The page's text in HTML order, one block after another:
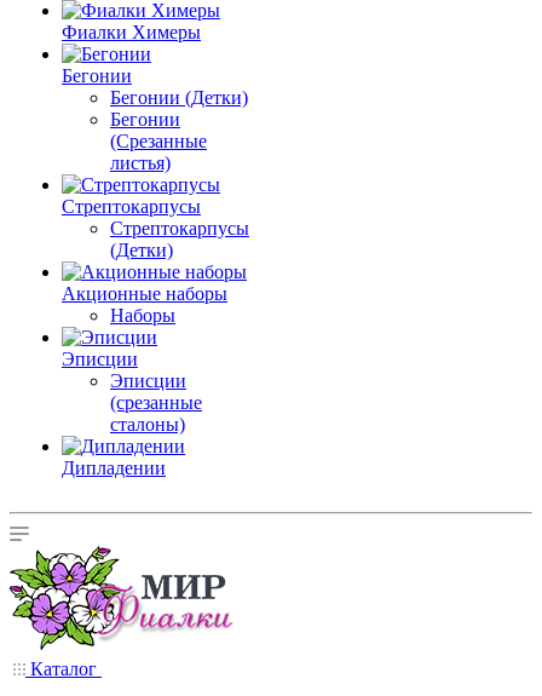
Фиалки Химеры
Бегонии
Бегонии (Детки)
Бегонии
(Срезанные
листья)
Стрептокарпусы
Стрептокарпусы
(Детки)
Акционные наборы
Наборы
Эписции
Эписции
(срезанные
сталоны)
Дипладении
Каталог